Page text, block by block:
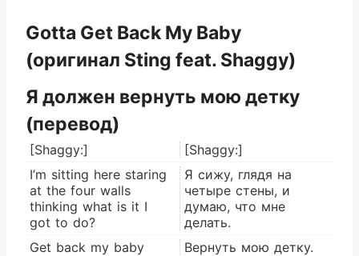
Gotta Get Back My Baby
(оригинал Sting feat. Shaggy)
Я должен вернуть мою детку
(перевод)
[Shaggy:]
[Shaggy:]
I’m sitting here staring
at the four walls
thinking what is it I
got to do?
Я сижу, глядя на
четыре стены, и
думаю, что мне
делать.
Get back my baby
Вернуть мою детку.